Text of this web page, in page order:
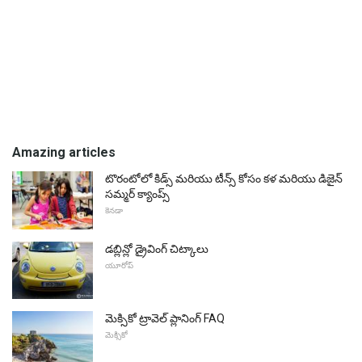
Amazing articles
టొరంటోలో కిడ్స్ మరియు టీన్స్ కోసం కళ మరియు డిజైన్
సమ్మర్ క్యాంప్స్
కెనడా
డబ్లిన్లో డ్రైవింగ్ చిట్కాలు
యూరోప్
మెక్సికో ట్రావెల్ ప్లానింగ్ FAQ
మెక్సికో